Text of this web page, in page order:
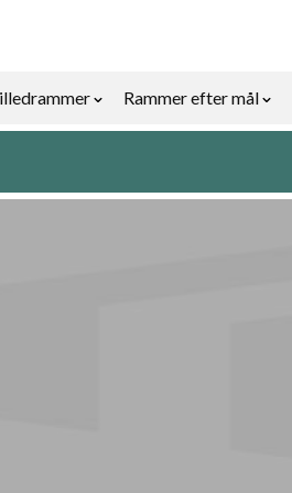
Rammer efter mål